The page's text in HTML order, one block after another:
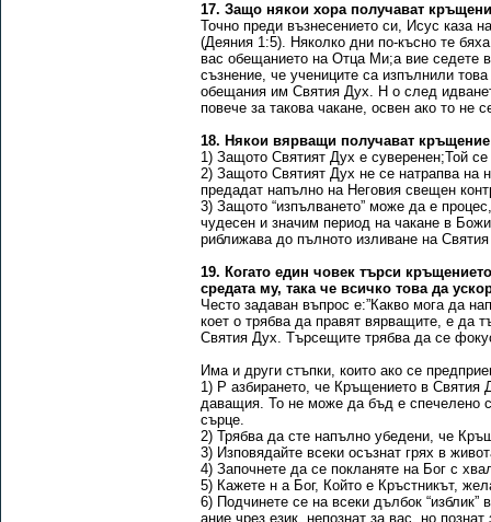
17. Защо някои хора получават
Точно преди възнесението си, Исус каза
(Деяния 1:5). Няколко дни по-късно те
вас обещанието на Отца Ми;а вие седете
съзнение, че учениците са изпълнили
обещания им Святия Дух. Н о след
повече за такова чакане, освен ако то не
18. Някои вярващи получават
1) Защото Святият Дух е суверенен;Той се
2) Защото Святият Дух не се натрапва на
предадат напълно на Неговия свещен
3) Защото “изпълването” може да е
чудесен и значим период на чакане в
риближава до пълното изливане на
19. Когато един човек търси
средата му, така че всичко това да
Често задаван въпрос е:”Какво мога да
коет о трябва да правят вярващите, е да
Святия Дух. Търсещите трябва да се
Има и други стъпки, които ако се
1) Р азбирането, че Кръщението в Святия
даващия. То не може да бъд е спечелено
сърце.
2) Трябва да сте напълно убедени, че
3) Изповядайте всеки осъзнат грях в
4) Започнете да се покланяте на Бог с
5) Кажете н а Бог, Който е Кръстникът,
6) Подчинете се на всеки дълбок
ание чрез език, непознат за вас, но познат